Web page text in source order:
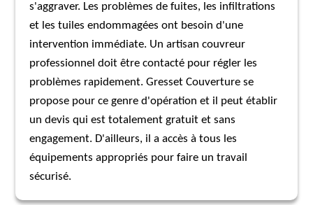
s'aggraver. Les problèmes de fuites, les infiltrations
et les tuiles endommagées ont besoin d'une
intervention immédiate. Un artisan couvreur
professionnel doit être contacté pour régler les
problèmes rapidement. Gresset Couverture se
propose pour ce genre d'opération et il peut établir
un devis qui est totalement gratuit et sans
engagement. D'ailleurs, il a accès à tous les
équipements appropriés pour faire un travail
sécurisé.